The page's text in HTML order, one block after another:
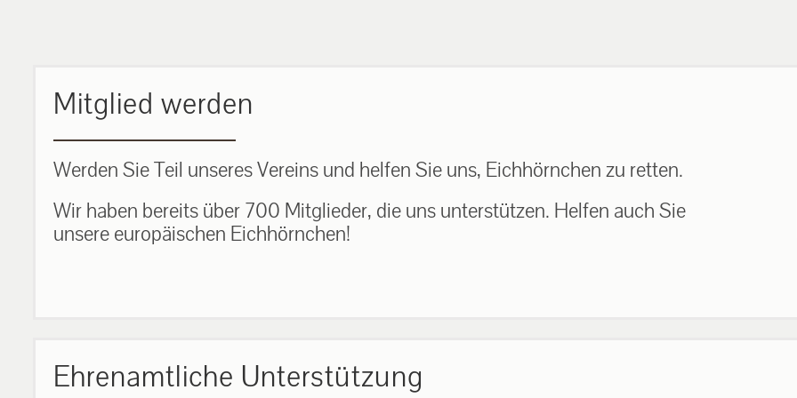
Mitglied werden
Werden Sie Teil unseres Vereins und helfen Sie uns, Eichhörnchen zu retten.
Wir haben bereits über 700 Mitglieder, die uns unterstützen. Helfen auch Sie
unsere europäischen Eichhörnchen!
Ehrenamtliche Unterstützung